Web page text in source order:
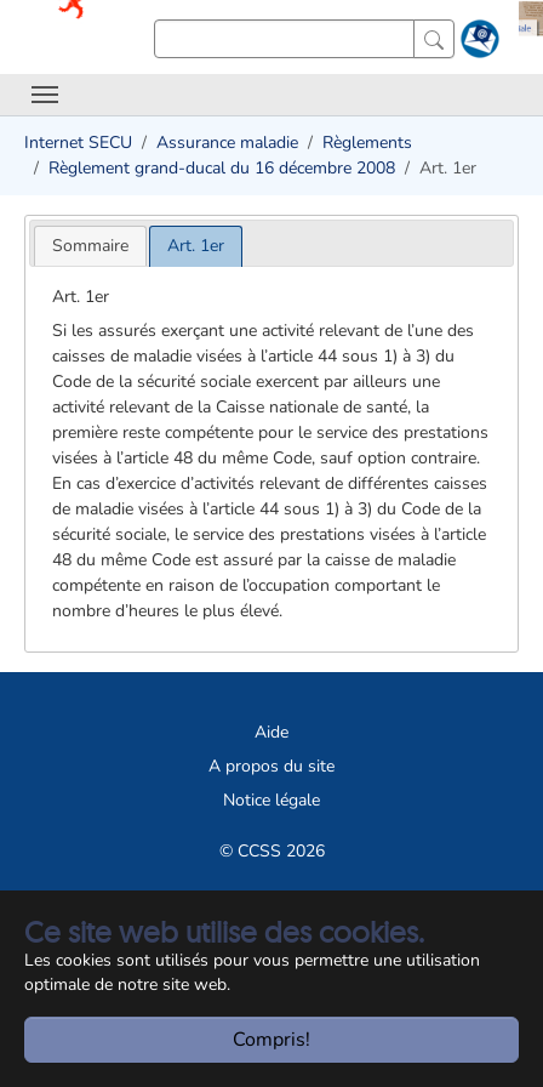
Ce site web utilise des cookies.
Les cookies sont utilisés pour vous permettre une utilisation
optimale de notre site web.
Compris!
Internet SECU Assurance maladie
Règlements
Règlement grand-ducal du 16 décembre 2008
Art. 1er
Sommaire Art. 1er
Art. 1er
Si les assurés exerçant une activité relevant de l’une des
caisses de maladie visées à l’article 44 sous 1) à 3) du
Code de la sécurité sociale exercent par ailleurs une
activité relevant de la Caisse nationale de santé, la
première reste compétente pour le service des prestations
visées à l’article 48 du même Code, sauf option contraire.
En cas d’exercice d’activités relevant de différentes caisses
de maladie visées à l’article 44 sous 1) à 3) du Code de la
sécurité sociale, le service des prestations visées à l’article
48 du même Code est assuré par la caisse de maladie
compétente en raison de l’occupation comportant le
nombre d’heures le plus élevé.
Aide
A propos du site
Notice légale
© CCSS 2026